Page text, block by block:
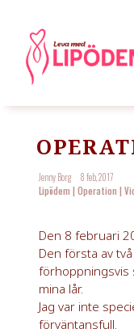
Jenny Borg
8 feb, 2017
Lipödem |Operation |
Den 8 februari
Den första av
förhoppningsvis
mina lår.
Jag var inte
förväntansfull.